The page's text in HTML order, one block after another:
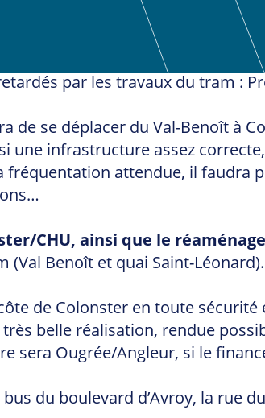
par les travaux du tram :
de se déplacer du Val-Benoît à
une infrastructure assez
fréquentation attendue, il faudra
CHU, ainsi que le
Benoît et quai Saint-Léonard).
de Colonster en toute
très belle réalisation, rendue
sera Ougrée/Angleur, si le
du boulevard d’Avroy, la rue